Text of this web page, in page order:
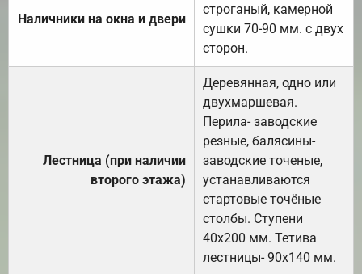
Наличники на окна и двери
строганый, камерной
сушки 70-90 мм. с двух
сторон.
Лестница (при наличии
второго этажа)
Деревянная, одно или
двухмаршевая.
Перила- заводские
резные, балясины-
заводские точеные,
устанавливаются
стартовые точёные
столбы. Ступени
40х200 мм. Тетива
лестницы- 90х140 мм.